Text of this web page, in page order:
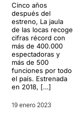
Cinco años
después del
estreno, La jaula
de las locas recoge
cifras récord con
más de 400.000
espectadoras y
más de 500
funciones por todo
el país. Estrenada
en 2018, […]
19 enero 2023